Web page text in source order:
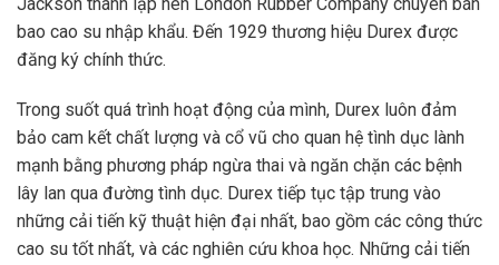
bao cao su nhập khẩu. Đến 1929 thương hiệu Durex được
đăng ký chính thức.
Trong suốt quá trình hoạt động của mình, Durex luôn đảm
bảo cam kết chất lượng và cổ vũ cho quan hệ tình dục lành
mạnh bằng phương pháp ngừa thai và ngăn chặn các bệnh
lây lan qua đường tình dục. Durex tiếp tục tập trung vào
những cải tiến kỹ thuật hiện đại nhất, bao gồm các công thức
cao su tốt nhất, và các nghiên cứu khoa học. Những cải tiến